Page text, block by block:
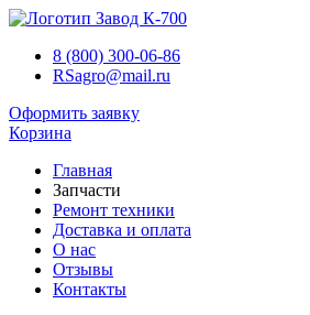
8 (800) 300-06-86
RSagro@mail.ru
Оформить заявку
Корзина
Главная
Запчасти
Ремонт техники
Доставка и оплата
О нас
Отзывы
Контакты